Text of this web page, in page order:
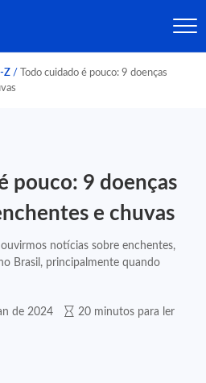
Z /
Todo cuidado é pouco: 9 doenças
pouco: 9 doenças
e chuvas
notícias sobre enchentes,
Brasil, principalmente quando
de 2024 20 minutos para ler